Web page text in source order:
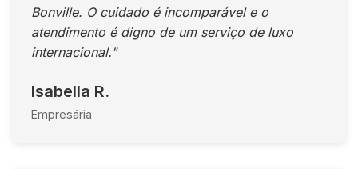
Bonville. O cuidado é incomparável e o
atendimento é digno de um serviço de luxo
internacional."
Isabella R.
Empresária